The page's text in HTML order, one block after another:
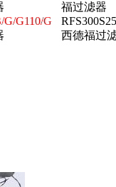
福过滤器
G/G110/G
西德福过